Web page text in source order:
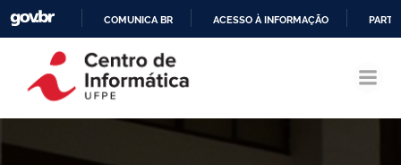
CONTEÚDO
COMUNICA BR ACESSO À INFORMAÇÃO